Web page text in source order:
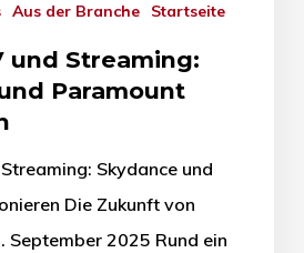
Aus der Branche Startseite
und Streaming:
Paramount
Skydance und
Die Zukunft von
September 2025 Rund ein